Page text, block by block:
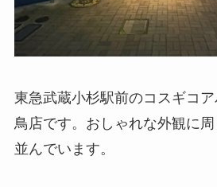
東急武蔵小杉駅前のコスギコ
鳥店です。おしゃれな外観に
並んでいます。